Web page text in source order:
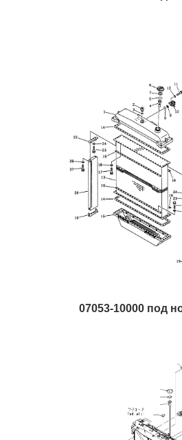
07053-10000 под